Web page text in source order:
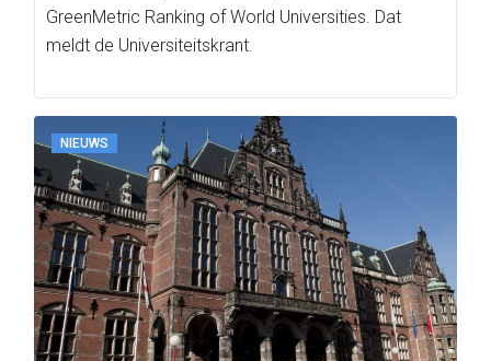
GreenMetric Ranking of World Universities. Dat
meldt de Universiteitskrant.
NIEUWS